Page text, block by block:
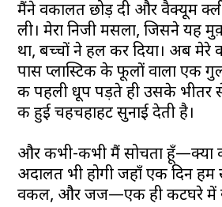
मैंने वकालत छोड़ दी और वैक्यूम
ली। मेरा निजी मसला, जिसने यह
था, बच्चों ने हल कर दिया। अब मेरे
पास प्लास्टिक के फूलों वाला एक
की पहली धूप पड़ते ही उसके भीतर से
की हुई चहचहाहट सुनाई देती है।
और कभी-कभी मैं सोचता हूँ—क्या
अदालत भी होगी जहाँ एक दिन हम
वकील, और जज—एक ही कटघरे में